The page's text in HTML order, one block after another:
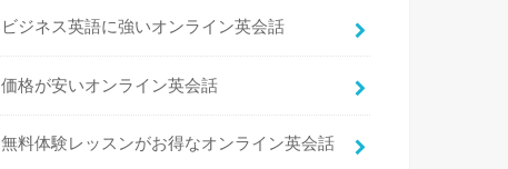
ビジネス英語に強いオンライン英会話
価格が安いオンライン英会話
無料体験レッスンがお得なオンライン英会話